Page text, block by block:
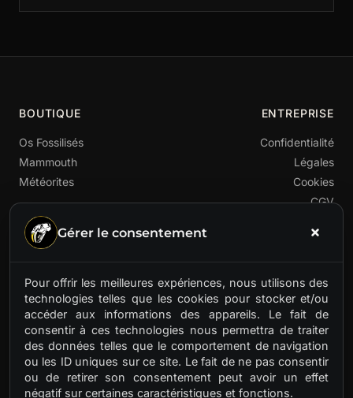
BOUTIQUE
Os Fossilisés
Mammouth
Météorites
Premier fournisseur français de matières préhistoriques
rares. Ivoire de mammouth, os fossilisés, météorites.
Des trésors anciens pour artisans d'aujourd'hui.
ENTREPRISE
Confidentialité
Légales
Cookies
CGV
Gérer le consentement
Pour offrir les meilleures expériences, nous utilisons des
technologies telles que les cookies pour stocker et/ou
accéder aux informations des appareils. Le fait de
consentir à ces technologies nous permettra de traiter
des données telles que le comportement de navigation
ou les ID uniques sur ce site. Le fait de ne pas consentir
ou de retirer son consentement peut avoir un effet
négatif sur certaines caractéristiques et fonctions.